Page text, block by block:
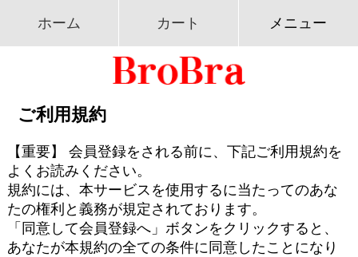
ホーム カート メニュー
ご利用規約
【重要】 会員登録をされる前に、下記ご利用規約を
よくお読みください。
規約には、本サービスを使用するに当たってのあな
たの権利と義務が規定されております。
「同意して会員登録へ」ボタンをクリックすると、
あなたが本規約の全ての条件に同意したことになり